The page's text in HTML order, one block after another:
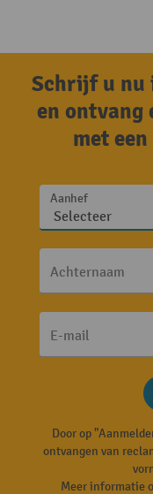
Schrijf u nu
en ontvang
met
Aanhef
Achternaam
E-mail
Door op
ontvangen van
Meer informatie